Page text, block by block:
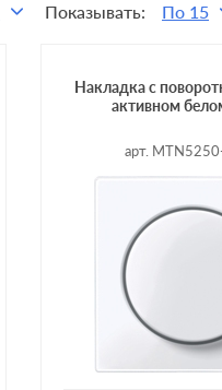
Показывать: По 15
Накладка с
активном
арт.